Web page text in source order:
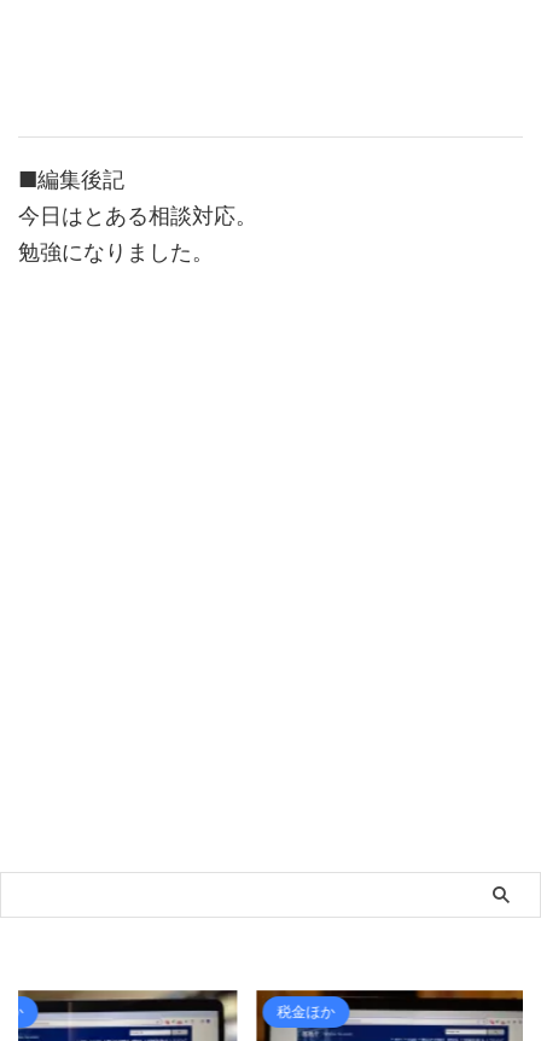
■編集後記
今日はとある相談対応。
勉強になりました。
税金ほか ライフ